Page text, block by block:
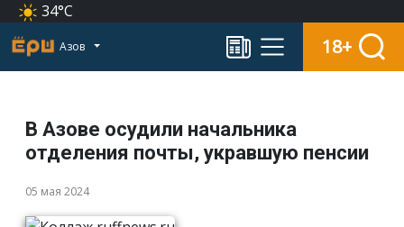
34°C
Азов 18+
В Азове осудили начальника
отделения почты, укравшую пенсии
05 мая 2024